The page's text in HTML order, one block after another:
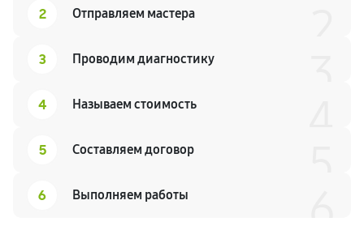
2 Отправляем мастера
3 Проводим диагностику
4 Называем стоимость
5 Составляем договор
6 Выполняем работы